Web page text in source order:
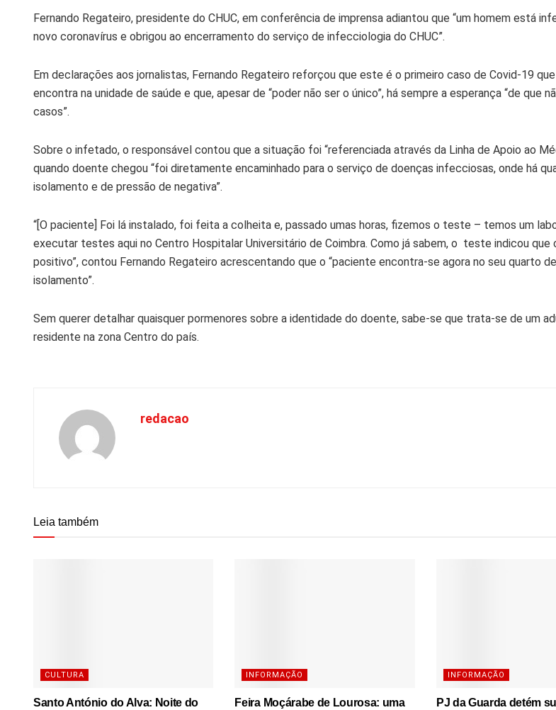
Fernando Regateiro, presidente do CHUC, em conferência de imprensa adiantou que “um homem está
novo coronavírus e obrigou ao encerramento do serviço de infecciologia do CHUC”.
Em declarações aos jornalistas, Fernando Regateiro reforçou que este é o primeiro caso de Covid-19
encontra na unidade de saúde e que, apesar de “poder não ser o único”, há sempre a esperança “de que
casos”.
Sobre o infetado, o responsável contou que a situação foi “referenciada através da Linha de Apoio ao
quando doente chegou “foi diretamente encaminhado para o serviço de doenças infecciosas, onde há
isolamento e de pressão de negativa”.
“[O paciente] Foi lá instalado, foi feita a colheita e, passado umas horas, fizemos o teste – temos um
executar testes aqui no Centro Hospitalar Universitário de Coimbra. Como já sabem, o teste indicou que
positivo”, contou Fernando Regateiro acrescentando que o “paciente encontra-se agora no seu quarto de
isolamento”.
Sem querer detalhar quaisquer pormenores sobre a identidade do doente, sabe-se que trata-se de um
residente na zona Centro do país.
redacao
Leia também
CULTURA
Santo António do Alva: Noite do
INFORMAÇÃO
Feira Moçárabe de Lourosa: uma
INFORMAÇÃO
PJ da Guarda detém